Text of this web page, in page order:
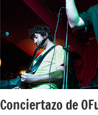
Conciertazo de